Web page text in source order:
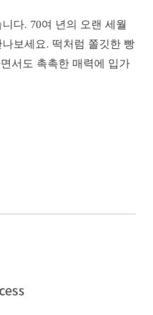
다. 70여 년의 오랜 세월
보세요. 떡처럼 쫄깃한 빵
서도 촉촉한 매력에 입가